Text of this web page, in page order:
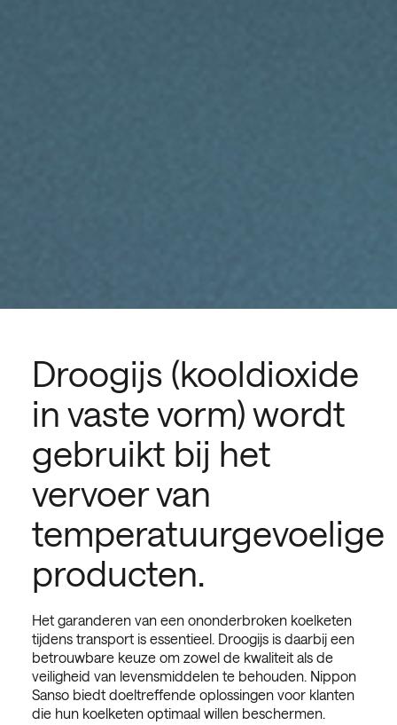
Droogijs (kooldioxide
in vaste vorm) wordt
gebruikt bij het
vervoer van
temperatuurgevoelige
producten.
Het garanderen van een ononderbroken koelketen
tijdens transport is essentieel. Droogijs is daarbij een
betrouwbare keuze om zowel de kwaliteit als de
veiligheid van levensmiddelen te behouden. Nippon
Sanso biedt doeltreffende oplossingen voor klanten
die hun koelketen optimaal willen beschermen.